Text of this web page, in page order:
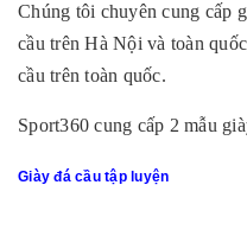
Chúng tôi chuyên cung cấp
cầu trên Hà Nội và toàn
cầu trên toàn quốc.
Sport360 cung cấp 2 mẫu
Giày đá cầu tập luyện